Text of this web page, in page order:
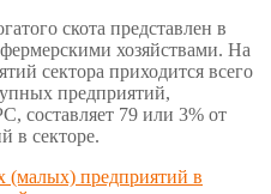
скота представлен в
хозяйствами. На
сектора приходится всего
предприятий,
составляет 79 или 3% от
в секторе.